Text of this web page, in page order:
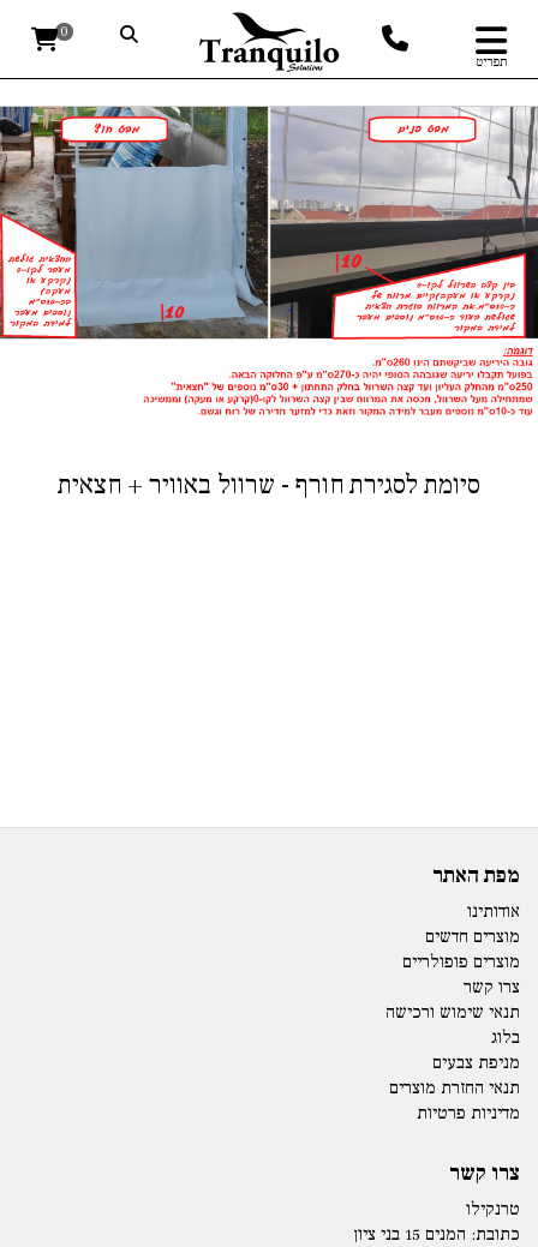
תפריט
0
סיומת לסגירת חורף - שרוול באוויר + חצאית
מפת האתר
אודותינו
מוצרים חדשים
מוצרים פופולריים
צרו קשר
תנאי שימוש ורכישה
בלוג
מניפת צבעים
תנאי החזרת מוצרים
מדיניות פרטיות
צרו קשר
טרנקילו
כתובת: המנים 15 בני ציון